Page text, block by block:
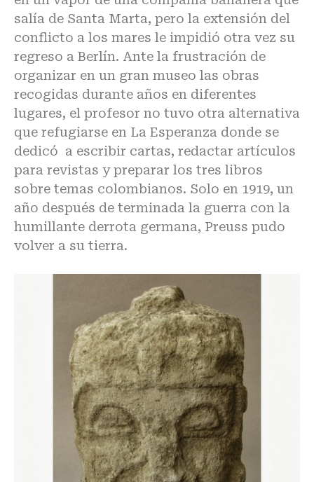
salía de Santa Marta, pero la extensión del
conflicto a los mares le impidió otra vez su
regreso a Berlín. Ante la frustración de
organizar en un gran museo las obras
recogidas durante años en diferentes
lugares, el profesor no tuvo otra alternativa
que refugiarse en La Esperanza donde se
dedicó a escribir cartas, redactar artículos
para revistas y preparar los tres libros
sobre temas colombianos. Solo en 1919, un
año después de terminada la guerra con la
humillante derrota germana, Preuss pudo
volver a su tierra.